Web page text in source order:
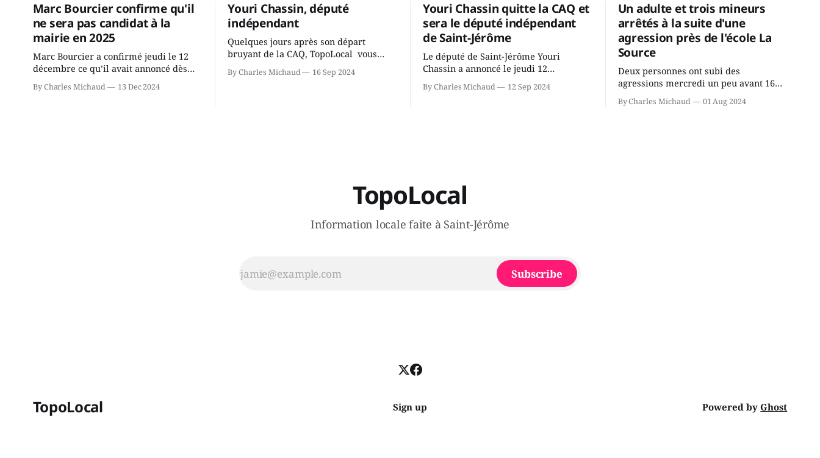
Marc Bourcier confirme qu'il
ne sera pas candidat à la
mairie en 2025
Marc Bourcier a confirmé jeudi le 12
décembre ce qu’il avait annoncé dès
2021: il ne sollicitera pas de deuxième
mandat à titre de maire de Saint-
By Charles Michaud 13 Dec 2024
Youri Chassin, député
indépendant
Quelques jours après son départ
bruyant de la CAQ, TopoLocal vous
présente une conversation avec Youri
Chassin. Nous avons causé de sa
By Charles Michaud 16 Sep 2024
Youri Chassin quitte la CAQ et
sera le député indépendant
de Saint-Jérôme
Le député de Saint-Jérôme Youri
Chassin a annoncé le jeudi 12
septembre qu'il quitte le caucus de la
Coalition Avenir Québec de François
By Charles Michaud 12 Sep 2024
Un adulte et trois mineurs
arrêtés à la suite d'une
agression près de l'école La
Source
Deux personnes ont subi des
agressions mercredi un peu avant 16h
à proximité de l'école primaire La
Source dans le secteur Bellefeuille de
By Charles Michaud 01 Aug 2024
TopoLocal
Information locale faite à Saint-Jérôme
Subscribe
TopoLocal Sign up Powered byGhost